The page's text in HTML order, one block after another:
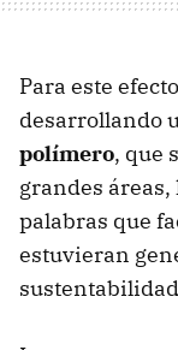
Para este
desarrollando
polímero, que
grandes
palabras que
estuvieran